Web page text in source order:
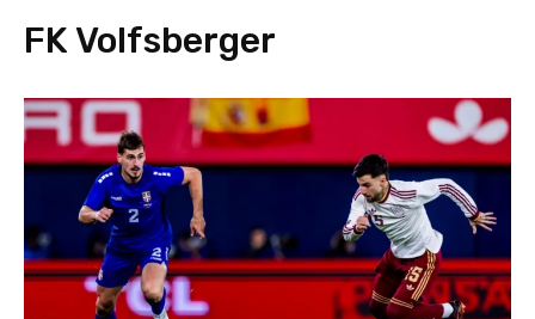
FK Volfsberger